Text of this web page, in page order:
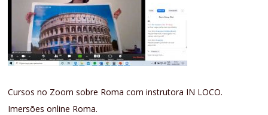
Cursos no Zoom sobre Roma com instrutora IN LOCO.
Imersões online Roma.